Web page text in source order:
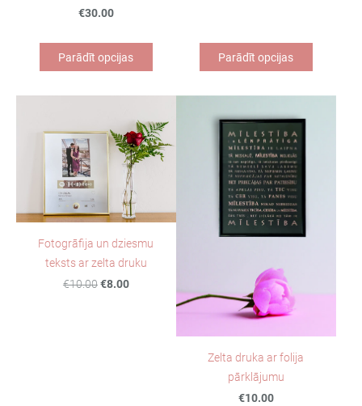
€30.00
Parādīt opcijas Parādīt opcijas
Fotogrāfija un dziesmu
teksts ar zelta druku
€10.00€8.00
Zelta druka ar folija
pārklājumu
€10.00